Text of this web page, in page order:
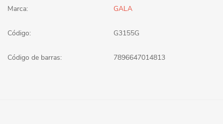
Marca: GALA
Código: G3155G
Código de barras: 7896647014813